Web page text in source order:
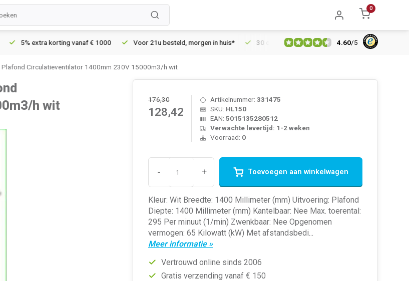
0
5% extra korting vanaf € 1000 Voor 21u besteld, morgen in huis* 30 dagen retourrecht Vertrouwd online sinds
4.60/5
Plafond Circulatieventilator 1400mm 230V 15000m3/h wit
h wit
176,30
128,42
Artikelnummer: 331475
SKU: HL150
EAN: 5015135280512
Verwachte levertijd: 1-2 weken
Voorraad: 0
- + Toevoegen aan winkelwagen
Kleur: Wit Breedte: 1400 Millimeter (mm) Uitvoering: Plafond
Diepte: 1400 Millimeter (mm) Kantelbaar: Nee Max. toerental:
295 Per minuut (1/min) Zwenkbaar: Nee Opgenomen
vermogen: 65 Kilowatt (kW) Met afstandsbedi...
Meer informatie »
Vertrouwd online sinds 2006
Gratis verzending vanaf € 150